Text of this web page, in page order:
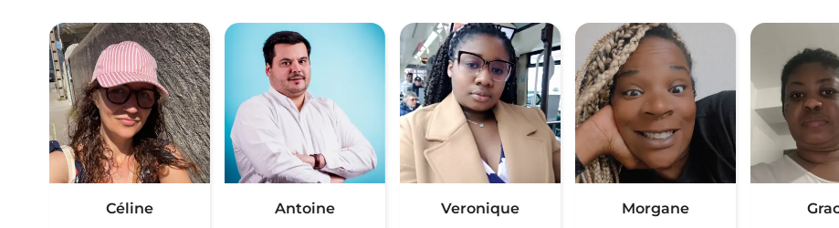
Céline Antoine Veronique
Morgane